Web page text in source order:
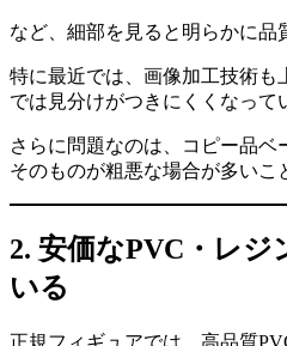
など、細部を見ると明らかに品
特に最近では、画像加工技術も
では見分けがつきにくくなって
さらに問題なのは、コピー品
そのものが粗悪な場合が多いこ
2. 安価なPVC・レジ
いる
正規フィギュアでは、高品質